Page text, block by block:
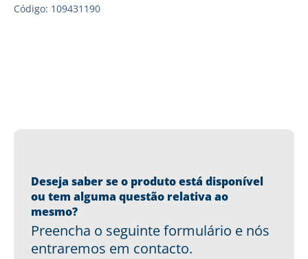
Código: 109431190
Deseja saber se o produto está disponível
ou tem alguma questão relativa ao
mesmo?
Preencha o seguinte formulário e nós
entraremos em contacto.